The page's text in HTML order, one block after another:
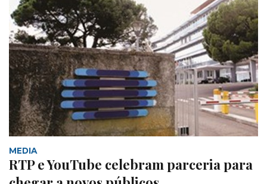
MEDIA
RTP e YouTube celebram parceria para